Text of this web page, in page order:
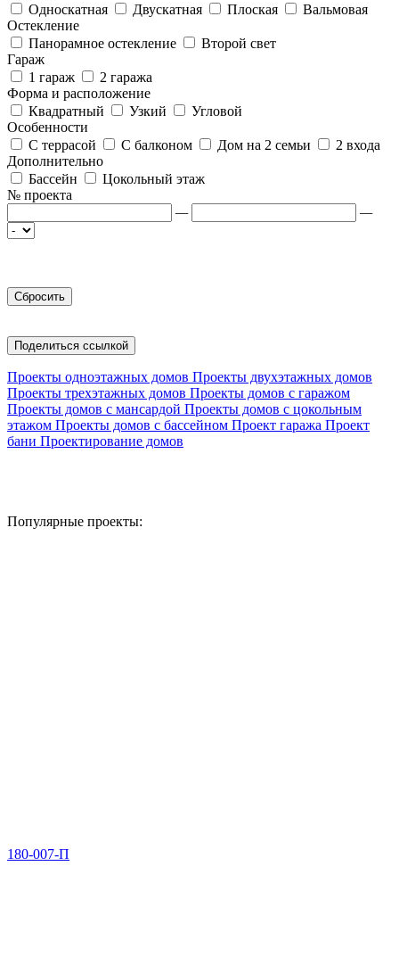
Односкатная
Двускатная Плоская
Вальмовая
Остекление
Панорамное остекление
Второй свет
Гараж
1 гараж
2 гаража
Форма и расположение
Квадратный
Узкий
Угловой
Особенности
С террасой
С балконом Дом на 2 семьи
2 входа
Дополнительно
Бассейн
Цокольный этаж
№ проекта
—
—
Поделиться ссылкой
Проекты одноэтажных домов Проекты двухэтажных домов
Проекты трехэтажных домов Проекты домов с гаражом
Проекты домов с мансардой Проекты домов с цокольным
этажом Проекты домов с бассейном Проект гаража Проект
бани Проектирование домов
Популярные проекты:
180-007-П